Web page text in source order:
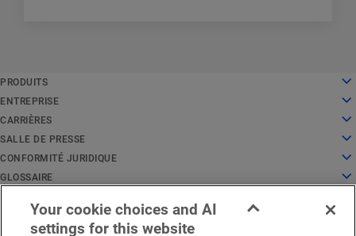
PRODUITS
Cloud Computing
Sécurité
Diffusion de contenu
Tous les produits et essais
Global Services
ENTREPRISE
À propos de nous
Histoire
Direction
Récompenses
Conseil d'administration
Infrastructure pour l'innovation
Relations avec les investisseurs
CARRIÈRES
Carrières
Travailler chez Akamai
Étudiants et récents diplômés
Environnement de travail inclusif
Rechercher un emploi
Blog culture
SALLE DE PRESSE
Salle de presse
Communiqués de presse
Dans l'actualité
Ressources multimédias
CONFORMITÉ JURIDIQUE
Juridique
Conformité en matière de sécurité de l'information
Centre de confiance pour la protection de la vie privée
Déclaration de confidentialité
GLOSSAIRE
Qu'est-ce que la sécurité des API ?
Qu'est-ce qu'un réseau de diffusion de contenu (CDN) ?
Qu'est-ce que le Cloud Computing ?
Avis juridiques région EMEAÉtat du service
Nous contacter
Deutsch
Español
Français
Italiano
Português
中文
日本語Your cookie choices and AI
settings for this website